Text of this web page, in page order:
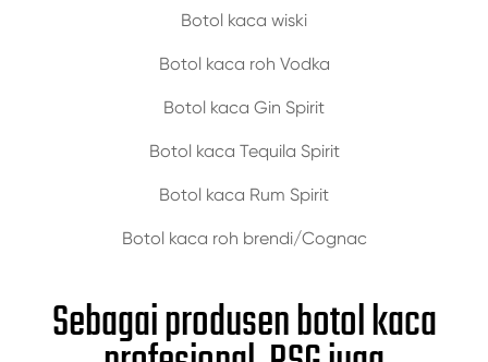
Botol kaca wiski
Botol kaca roh Vodka
Botol kaca Gin Spirit
Botol kaca Tequila Spirit
Botol kaca Rum Spirit
Botol kaca roh brendi/Cognac
Sebagai produsen botol kaca